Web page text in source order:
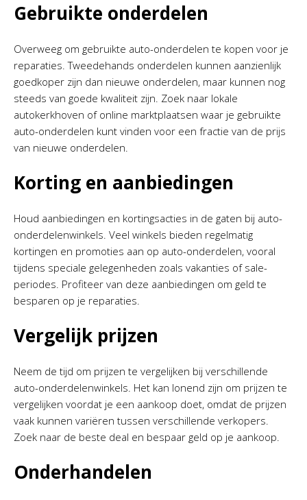
Gebruikte onderdelen
Overweeg om gebruikte auto-onderdelen te kopen voor je
reparaties. Tweedehands onderdelen kunnen aanzienlijk
goedkoper zijn dan nieuwe onderdelen, maar kunnen nog
steeds van goede kwaliteit zijn. Zoek naar lokale
autokerkhoven of online marktplaatsen waar je gebruikte
auto-onderdelen kunt vinden voor een fractie van de prijs
van nieuwe onderdelen.
Korting en aanbiedingen
Houd aanbiedingen en kortingsacties in de gaten bij auto-
onderdelenwinkels. Veel winkels bieden regelmatig
kortingen en promoties aan op auto-onderdelen, vooral
tijdens speciale gelegenheden zoals vakanties of sale-
periodes. Profiteer van deze aanbiedingen om geld te
besparen op je reparaties.
Vergelijk prijzen
Neem de tijd om prijzen te vergelijken bij verschillende
auto-onderdelenwinkels. Het kan lonend zijn om prijzen te
vergelijken voordat je een aankoop doet, omdat de prijzen
vaak kunnen variëren tussen verschillende verkopers.
Zoek naar de beste deal en bespaar geld op je aankoop.
Onderhandelen